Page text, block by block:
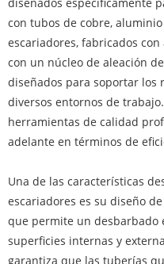
con tubos de cobre,
escariadores, fabricados
con un núcleo de aleación
diseñados para soportar los
diversos entornos de
herramientas de calidad
adelante en términos de
Una de las características
escariadores es su diseño
que permite un desbarbado
superficies internas y
garantiza que las tuberías